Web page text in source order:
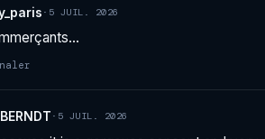
· 5 JUIL. 2026
· 5 JUIL. 2026